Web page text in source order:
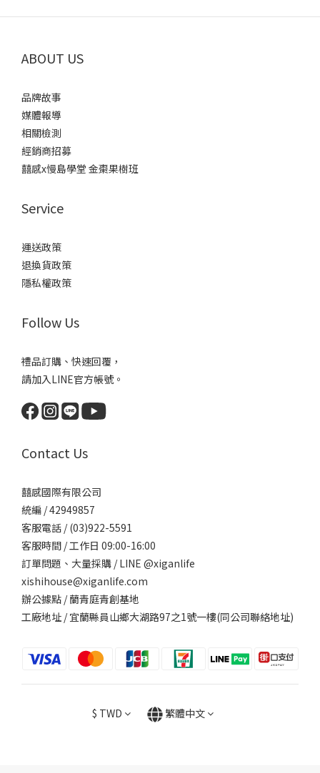
ABOUT US
品牌故事
媒體報導
相關檢測
經銷商招募
囍感x慢島學堂 金棗果樹班
Service
運送政策
退換貨政策
隱私權政策
Follow Us
禮品訂購、快速回覆，
請加入LINE官方帳號。
Contact Us
囍感國際有限公司
統編 / 42949857
客服電話 / (03)922-5591
客服時間 / 工作日 09:00-16:00
訂單問題、大量採購 / LINE @xiganlife
xishihouse@xiganlife.com
辦公據點 / 蘭青庭青創基地
工廠地址 / 宜蘭縣員山鄉大湖路97之1號一樓(同公司聯絡地址)
$ TWD 繁體中文